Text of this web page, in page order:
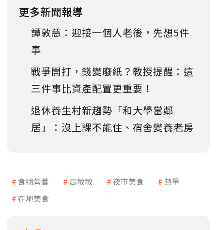
更多新聞報導
譚敦慈：迎接一個人老後，先想5件
事
戰爭開打，錢變廢紙？教授提醒：這
三件事比資產配置更重要！
退休養生村新趨勢「和大學當鄰
居」：沒上課不能住、宿舍變養老房
食物營養 高敏敏 夜市美食
熱量
在地美食